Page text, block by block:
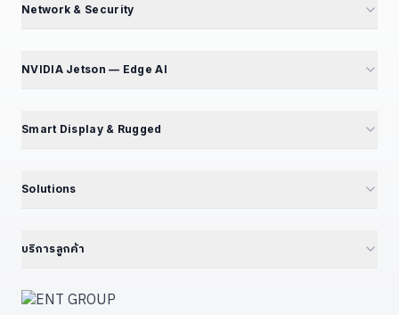
ร่วมงานกับเรา — เปิดรับ 5 ตำแหน่ง
Mini PC — Office & SME
UPC Series — LEGO Modular
Network & Security
GT194L — 2.5G Best Seller
IPC090 — Xeon 10G SFP+
NVIDIA Jetson — Edge AI
📦 แคตตาล็อกผลิตภัณฑ์
Developer Kits
Professional Graphics Card
ดูเพิ่มเติม (+7)
Smart Display & Rugged
15.6" Floor Kiosk (KD156B)
23.8" Wall-Mount Kiosk
27" – 32" Conference
Solutions
Smart Factory 4.0
Government — ราชการ/รัฐวิสาหกิจ
บริการลูกค้า
ลงทะเบียนสินค้า